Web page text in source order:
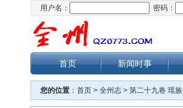
用户名： 密码：
首页 新闻时事
您的位置 ： 首页 > 全州志 > 第二十九卷 瑶族